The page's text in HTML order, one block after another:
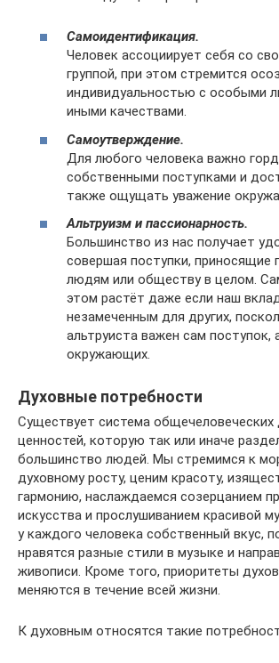
Самоидентификация.
Человек ассоциирует себя со
группой, при этом стремится
индивидуальностью с особыми
иными качествами.
Самоутверждение.
Для любого человека важно
собственными поступками и
также ощущать уважение
Альтруизм и пассионарность.
Большинство из нас получает
совершая поступки, приносящие
людям или обществу в целом.
этом растёт даже если наш
незамеченным для других,
альтруиста важен сам поступок,
окружающих.
Духовные потребности
Существует система общечеловеческих
ценностей, которую так или иначе
большинство людей. Мы стремимся к
духовному росту, ценим красоту,
гармонию, наслаждаемся созерцанием
искусства и прослушиванием красивой
у каждого человека собственный вкус,
нравятся разные стили в музыке и
живописи. Кроме того, приоритеты
меняются в течение всей жизни.
К духовным относятся такие